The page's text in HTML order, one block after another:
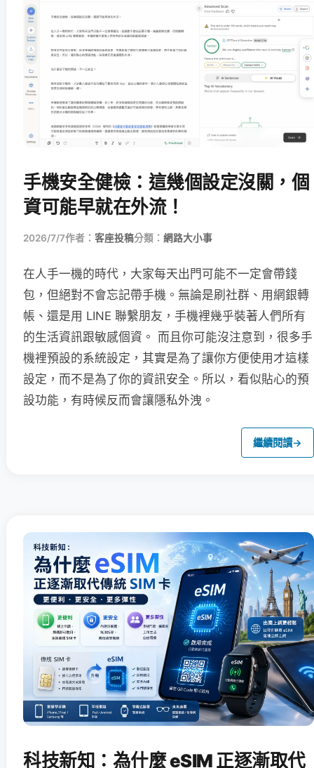
手機安全健檢：這幾個設定沒關，個
資可能早就在外流！
2026/7/7作者： 客座投稿分類： 網路大小事
在人手一機的時代，大家每天出門可能不一定會帶錢
包，但絕對不會忘記帶手機。無論是刷社群、用網銀轉
帳、還是用 LINE 聯繫朋友，手機裡幾乎裝著人們所有
的生活資訊跟敏感個資。 而且你可能沒注意到，很多手
機裡預設的系統設定，其實是為了讓你方便使用才這樣
設定，而不是為了你的資訊安全。所以，看似貼心的預
設功能，有時候反而會讓隱私外洩。
繼續閱讀→
科技新知：為什麼 eSIM 正逐漸取代